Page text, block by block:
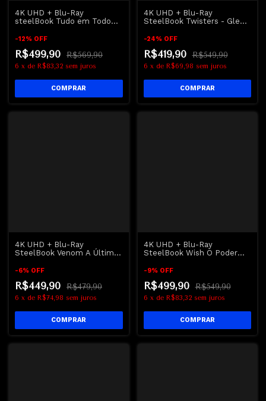
4K UHD + Blu-Ray
steelBook Tudo em Todo
Everything Erverywhere All
-12% OFF
R$499,90 R$569,90
6 x de R$83,32 sem juros
4K UHD + Blu-Ray
SteelBook Twisters - Glen
-24% OFF
R$419,90 R$549,90
6 x de R$69,98 sem juros
4K UHD + Blu-Ray
SteelBook Venom A Última
Dance - Tom Hardy
-6% OFF
R$449,90 R$479,90
6 x de R$74,98 sem juros
4K UHD + Blu-Ray
SteelBook Wish O Poder
-9% OFF
R$499,90 R$549,90
6 x de R$83,32 sem juros